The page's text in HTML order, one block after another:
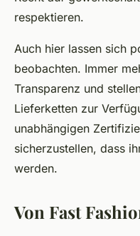
respektieren.
Auch hier lassen sich
beobachten. Immer
Transparenz und
Lieferketten zur
unabhängigen
sicherzustellen, dass
werden.
Von Fast